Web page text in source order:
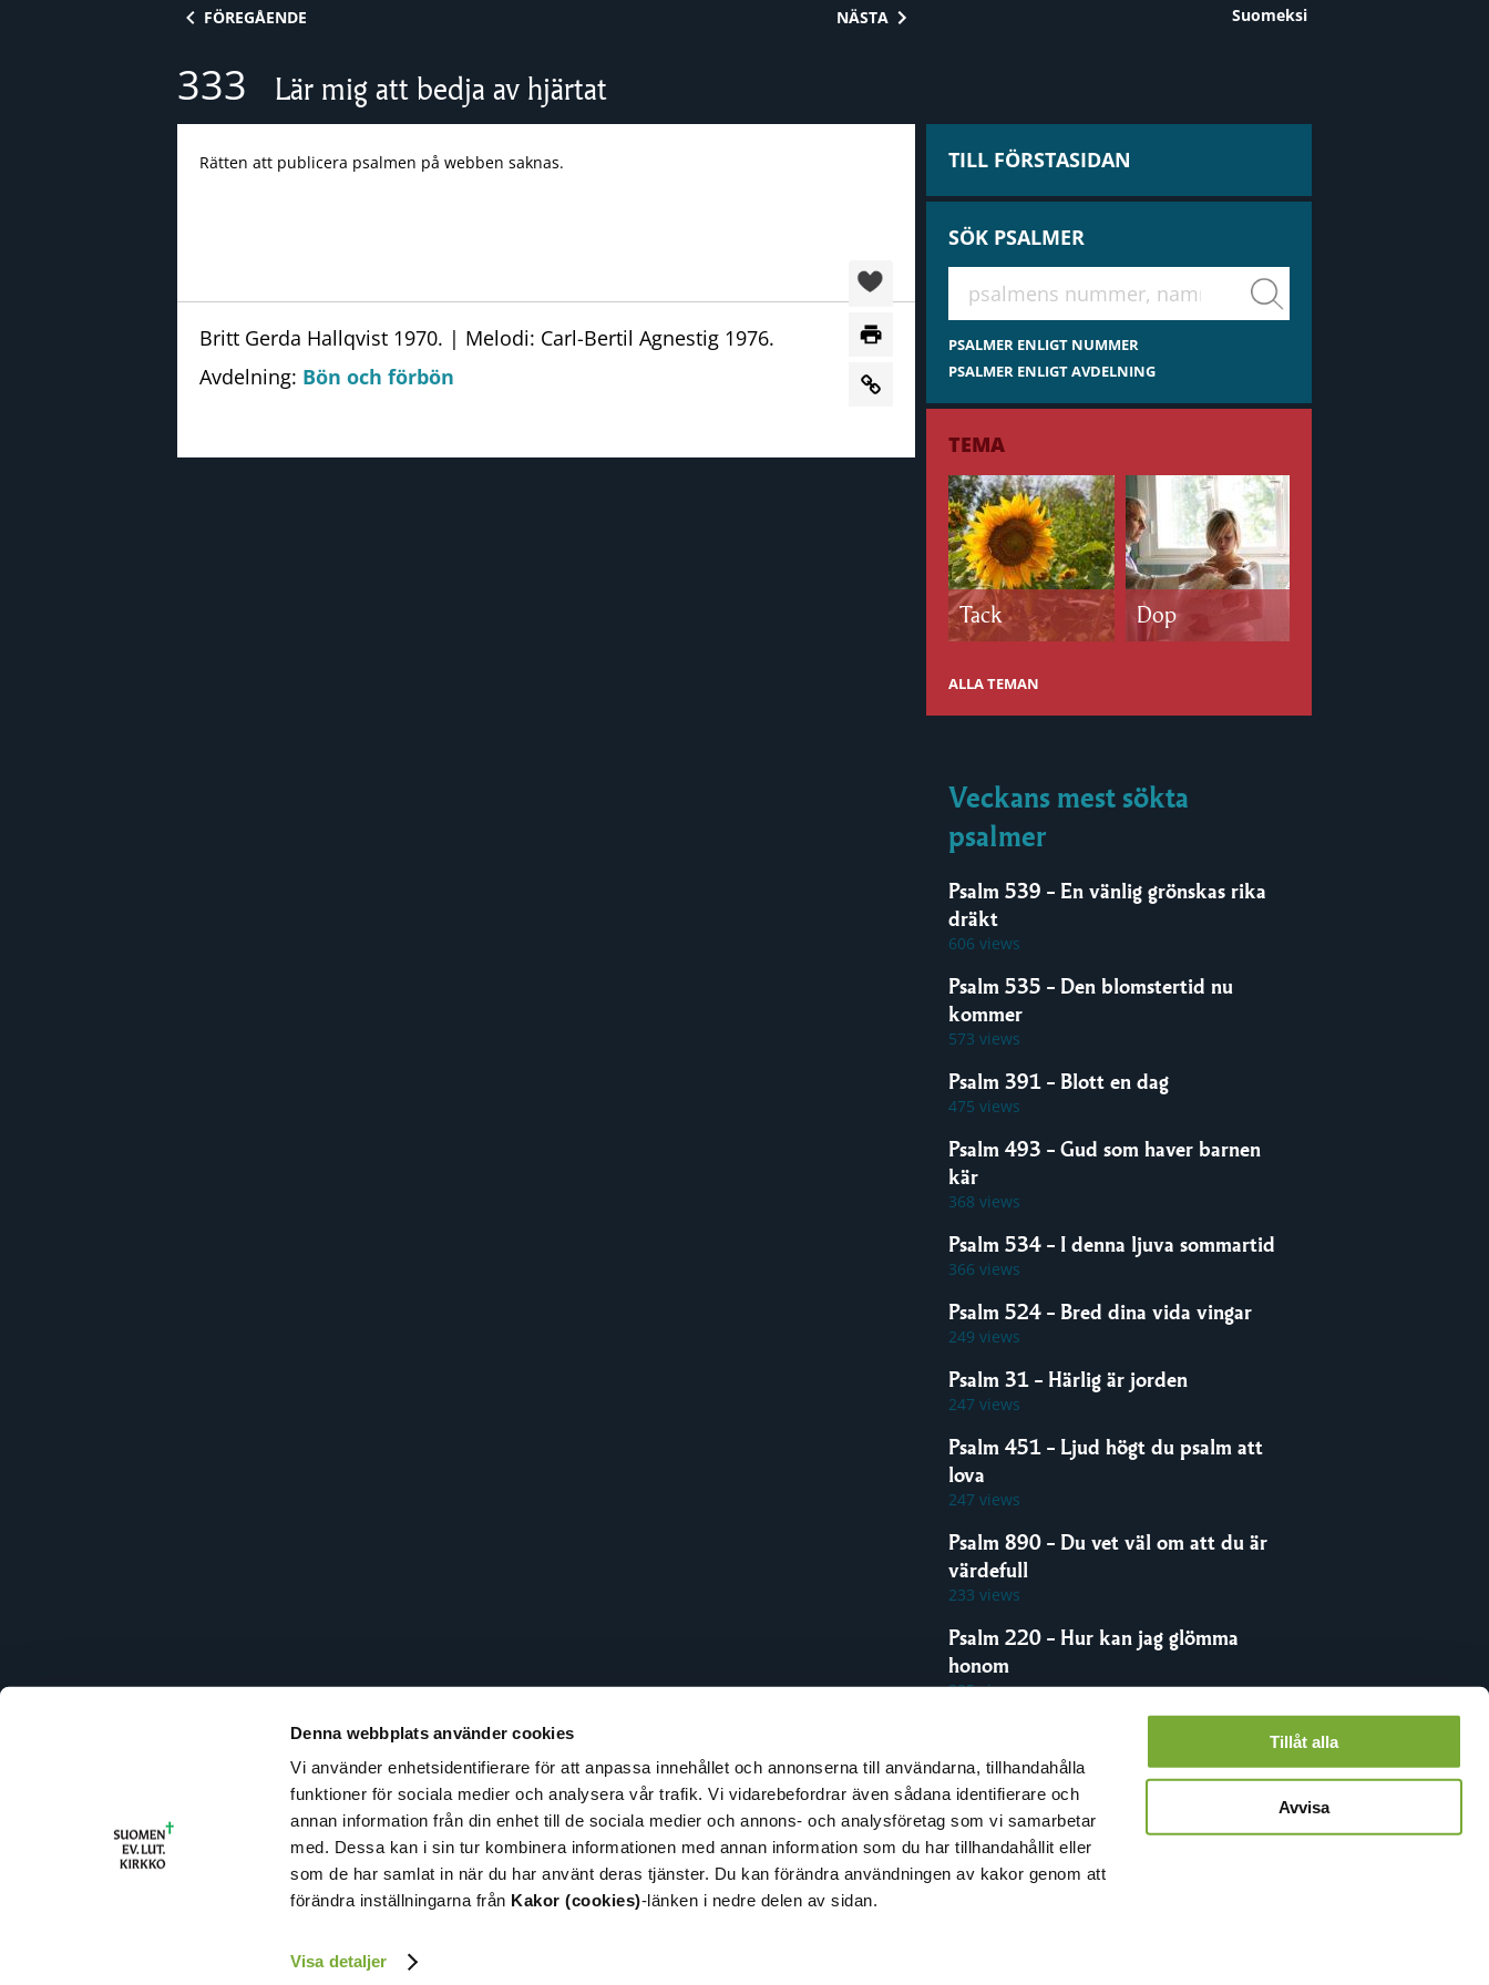
Denna webbplats använder cookies
Vi använder enhetsidentifierare för att anpassa innehållet och annonserna till användarna, tillhandahålla
funktioner för sociala medier och analysera vår trafik. Vi vidarebefordrar även sådana identifierare och
annan information från din enhet till de sociala medier och annons- och analysföretag som vi samarbetar
med. Dessa kan i sin tur kombinera informationen med annan information som du har tillhandahållit eller
som de har samlat in när du har använt deras tjänster. Du kan förändra användningen av kakor genom att
förändra inställningarna från Kakor (cookies)-länken i nedre delen av sidan.
Visa detaljer
Tillåt alla
Avvisa
Suomeksi
FÖREGÅENDE NÄSTA
333 Lär mig att bedja av hjärtat
Rätten att publicera psalmen på webben saknas.
Britt Gerda Hallqvist 1970. | Melodi: Carl-Bertil Agnestig 1976.
Avdelning: Bön och förbön
TILL FÖRSTASIDAN
SÖK PSALMER
Hae virsiä
PSALMER ENLIGT NUMMER
PSALMER ENLIGT AVDELNING
TEMA
Tack Dop
ALLA TEMAN
Veckans mest sökta
psalmer
Psalm 539 – En vänlig grönskas rika
dräkt
606 views
Psalm 535 – Den blomstertid nu
kommer
573 views
Psalm 391 – Blott en dag
475 views
Psalm 493 – Gud som haver barnen
kär
368 views
Psalm 534 – I denna ljuva sommartid
366 views
Psalm 524 – Bred dina vida vingar
249 views
Psalm 31 – Härlig är jorden
247 views
Psalm 451 – Ljud högt du psalm att
lova
247 views
Psalm 890 – Du vet väl om att du är
värdefull
233 views
Psalm 220 – Hur kan jag glömma
honom
225 views
Respons
Upphovsrätt
Tillgänglighet
Information om kakor
(cookies)